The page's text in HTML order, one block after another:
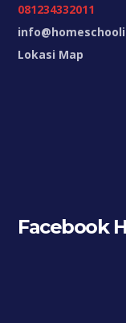
081234332011
Lokasi Map
Facebook